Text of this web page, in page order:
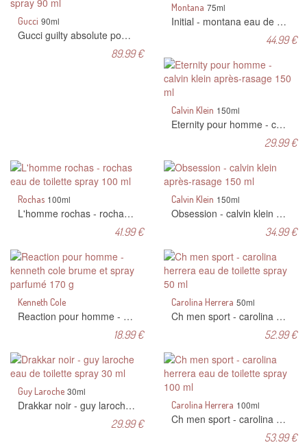
Gucci 90ml
Gucci guilty absolute pour homme - gucci eau de parfum spray 90 ml
89.99 €
Montana 75ml
Initial - montana eau de toilette spray 75 ml
44.99 €
Calvin Klein 150ml
Eternity pour homme - calvin klein après-rasage 150 ml
29.99 €
Rochas 100ml
L'homme rochas - rochas eau de toilette spray 100 ml
41.99 €
Calvin Klein 150ml
Obsession - calvin klein après-rasage 150 ml
34.99 €
Kenneth Cole
Reaction pour homme - kenneth cole brume et spray parfumé 170 g
18.99 €
Carolina Herrera 50ml
Ch men sport - carolina herrera eau de toilette spray 50 ml
52.99 €
Guy Laroche 30ml
Drakkar noir - guy laroche eau de toilette spray 30 ml
29.99 €
Carolina Herrera 100ml
Ch men sport - carolina herrera eau de toilette spray 100 ml
53.99 €